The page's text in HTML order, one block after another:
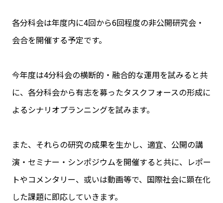
各分科会は年度内に4回から6回程度の非公開研究会・
会合を開催する予定です。
今年度は4分科会の横断的・融合的な運用を試みると共
に、各分科会から有志を募ったタスクフォースの形成に
よるシナリオプランニングを試みます。
また、それらの研究の成果を生かし、適宜、公開の講
演・セミナー・シンポジウムを開催すると共に、レポー
トやコメンタリー、或いは動画等で、国際社会に顕在化
した課題に即応していきます。